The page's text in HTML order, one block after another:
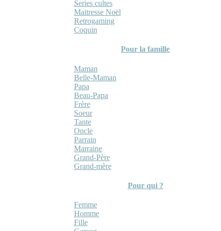
Series cultes
Maitresse Noël
Retrogaming
Coquin
Pour la famille
Maman
Belle-Maman
Papa
Beau-Papa
Frère
Soeur
Tante
Oncle
Parrain
Marraine
Grand-Père
Grand-mère
Pour qui ?
Femme
Homme
Fille